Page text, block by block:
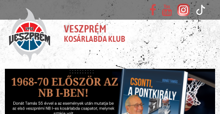
VESZPRÉM
KOSÁRLABDA KLUB